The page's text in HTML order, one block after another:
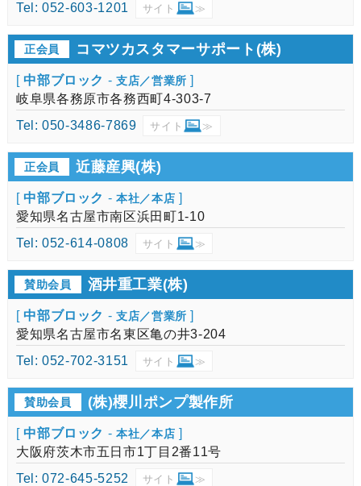
Tel: 052-603-1201
サイト ≫
正会員 コマツカスタマーサポート(株)
[中部ブロック - 支店／営業所 ]
岐阜県各務原市各務西町4-303-7
Tel: 050-3486-7869
サイト ≫
正会員 近藤産興(株)
[中部ブロック - 本社／本店 ]
愛知県名古屋市南区浜田町1-10
Tel: 052-614-0808
サイト ≫
賛助会員 酒井重工業(株)
[中部ブロック - 支店／営業所 ]
愛知県名古屋市名東区亀の井3-204
Tel: 052-702-3151
サイト ≫
賛助会員 (株)櫻川ポンプ製作所
[中部ブロック - 本社／本店 ]
大阪府茨木市五日市1丁目2番11号
Tel: 072-645-5252
サイト ≫